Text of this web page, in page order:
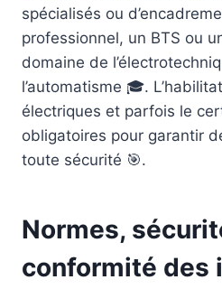
spécialisés ou
professionnel, un BTS ou
domaine de
l’automatisme 🎓.
électriques et parfois le
obligatoires pour garantir
toute sécurité 🎯.
Normes,
conformité des